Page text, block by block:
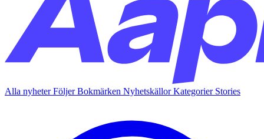
Alla nyheterFöljerBokmärken NyhetskällorKategorier Stories